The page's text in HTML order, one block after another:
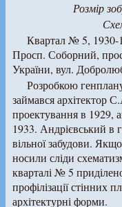
Розмір
Квартал № 5, 1930-
Просп. Соборний,
України, вул.
Розробкою
займався архітектор
проектування в 1929,
1933. Андрієвський в
вільної забудови.
носили сліди
кварталі № 5
профілізації стінних
архітектурні форми.